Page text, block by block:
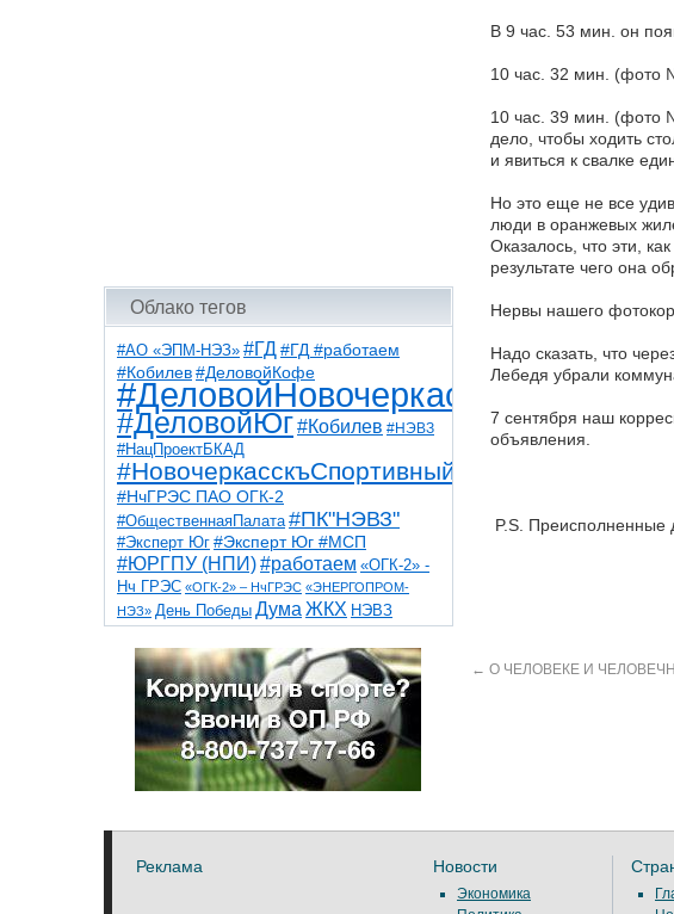
Облако тегов
#АО «ЭПМ-НЭЗ» #ГД #ГД #работаем
#Кобилев #ДеловойКофе
#ДеловойНовочеркасск
#ДеловойЮг#Кобилев #НЭВЗ
#НацПроектБКАД
#НовочеркасскъСпортивный
#НчГРЭС ПАО ОГК-2
#ОбщественнаяПалата #ПК"НЭВЗ"
#Эксперт Юг #Эксперт Юг #МСП
#ЮРГПУ (НПИ)#работаем «ОГК-2» -
Нч ГРЭС «ОГК-2» – НчГРЭС «ЭНЕРГОПРОМ-
НЭЗ» День Победы Дума ЖКХ НЭВЗ
НчГРЭС ТНТ
благоустройствоветераны выборы
детидороги казаки коррупция космос
общественная палата парк пожар роща
спорт театр транспорт художники
В 9 час. 53 мин. он
10 час. 32 мин. (фото
10 час. 39 мин. (фото
дело, чтобы ходить
и явиться к свалке
Но это еще не все
люди в оранжевых
Оказалось, что эти,
результате чего она
Нервы нашего
Надо сказать, что
Лебедя убрали
7 сентября наш
объявления.
P.S. Преисполненные
← О ЧЕЛОВЕКЕ И
Реклама Новости
Экономика